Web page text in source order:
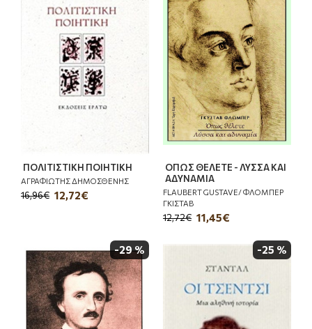
ΠΟΛΙΤΙΣΤΙΚΗ ΠΟΙΗΤΙΚΗ
ΑΓΡΑΦΙΩΤΗΣ ΔΗΜΟΣΘΕΝΗΣ
12,72€
16,96€
ΟΠΩΣ ΘΕΛΕΤΕ - ΛΥΣΣΑ ΚΑΙ
ΑΔΥΝΑΜΙΑ
FLAUBERT GUSTAVE/ ΦΛΟΜΠΕΡ
ΓΚΙΣΤΑΒ
11,45€
12,72€
-29 % -25 %